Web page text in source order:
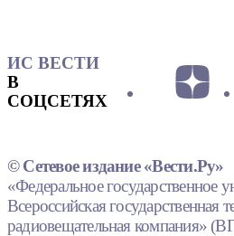
ИС ВЕСТИ
В
СОЦСЕТЯХ
© Сетевое издание «Вести.Ру»
«Федеральное государственное
Всероссийская государственная
радиовещательная компания»